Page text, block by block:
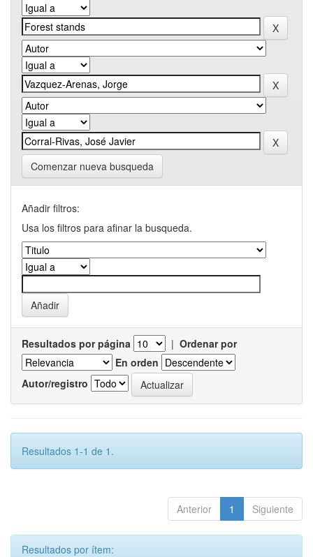
Comenzar nueva busqueda
Añadir filtros:
Usa los filtros para afinar la busqueda.
Resultados por página | Ordenar por
En orden
Autor/registro
Resultados 1-1 de 1.
Anterior 1 Siguiente
Resultados por ítem: